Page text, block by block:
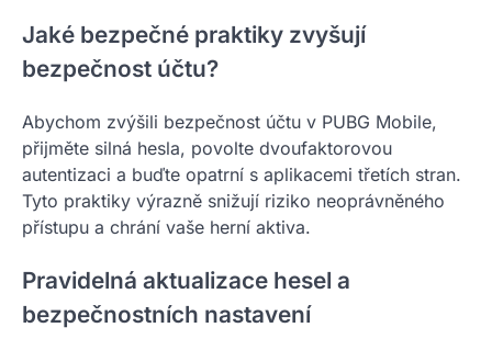
Jaké bezpečné praktiky zvyšují
bezpečnost účtu?
Abychom zvýšili bezpečnost účtu v PUBG Mobile,
přijměte silná hesla, povolte dvoufaktorovou
autentizaci a buďte opatrní s aplikacemi třetích stran.
Tyto praktiky výrazně snižují riziko neoprávněného
přístupu a chrání vaše herní aktiva.
Pravidelná aktualizace hesel a
bezpečnostních nastavení